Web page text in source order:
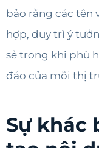
bảo rằng các tên
hợp, duy trì ý
sẻ trong khi phù
đáo của mỗi thị
Sự khác